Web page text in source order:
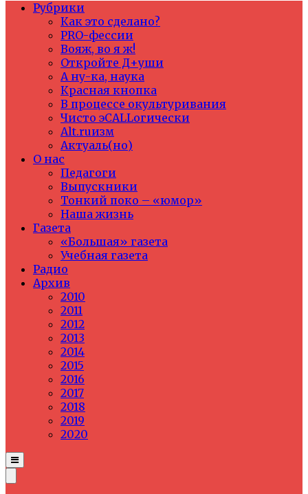
Рубрики
Как это сделано?
PRO-фессии
Вояж, во я ж!
Откройте Д+уши
А ну-ка, наука
Красная кнопка
В процессе окультуривания
Чисто эCALLогически
Alt.ruизм
Актуаль(но)
О нас
Педагоги
Выпускники
Тонкий поко – «юмор»
Наша жизнь
Газета
«Большая» газета
Учебная газета
Радио
Архив
2010
2011
2012
2013
2014
2015
2016
2017
2018
2019
2020